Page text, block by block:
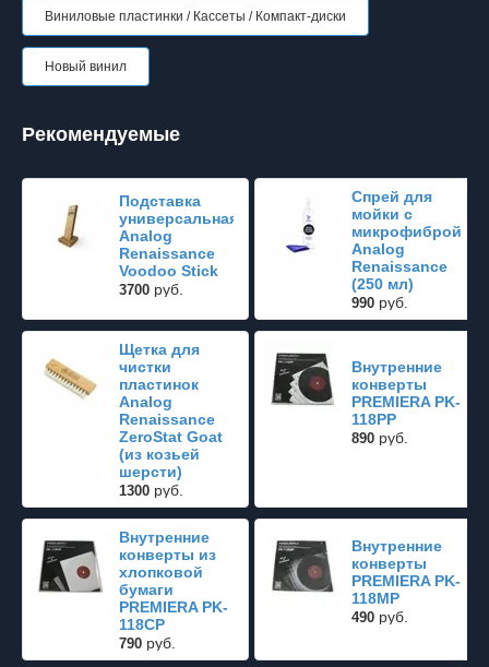
Виниловые пластинки / Кассеты / Компакт-диски
Новый винил
Рекомендуемые
Подставка
универсальная
Analog
Renaissance
Voodoo Stick
3700 руб.
Спрей для
мойки с
микрофиброй
Analog
Renaissance
(250 мл)
990 руб.
Щетка для
чистки
пластинок
Analog
Renaissance
ZeroStat Goat
(из козьей
шерсти)
1300 руб.
Внутренние
конверты
PREMIERA PK-
118PP
890 руб.
Внутренние
конверты из
хлопковой
бумаги
PREMIERA PK-
118CP
790 руб.
Внутренние
конверты
PREMIERA PK-
118MP
490 руб.